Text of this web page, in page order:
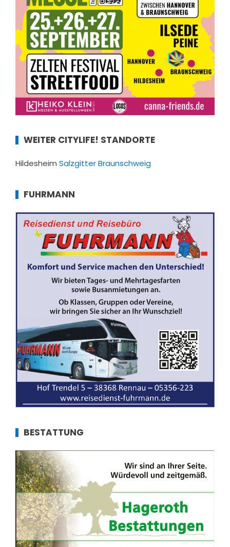
WEITER CITYLIFE! STANDORTE
Hildesheim SalzgitterBraunschweig
FUHRMANN
BESTATTUNG